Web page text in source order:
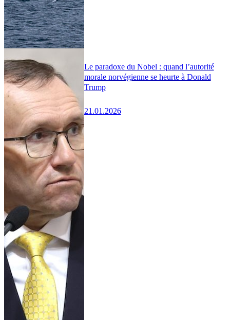
Le paradoxe du Nobel : quand l’autorité
morale norvégienne se heurte à Donald
Trump
21.01.2026